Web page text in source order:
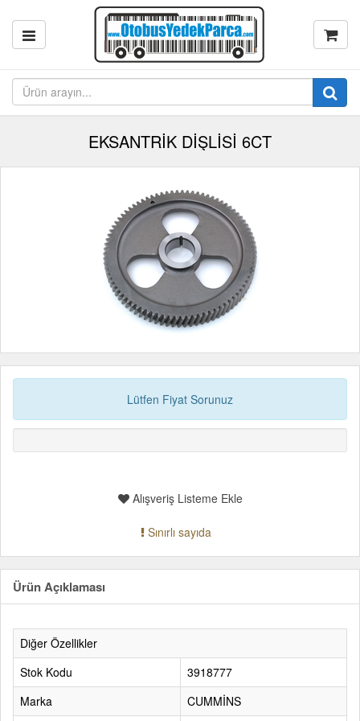
EKSANTRİK DİŞLİSİ 6CT
Lütfen Fiyat Sorunuz
Alışveriş Listeme Ekle
Sınırlı sayıda
Ürün Açıklaması
Diğer Özellikler
Stok Kodu
3918777
Marka
CUMMİNS